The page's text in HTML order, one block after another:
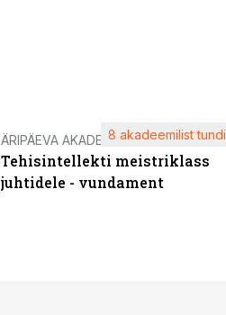
ÄRIPÄEVA AKADEEMIA
Tehisintellekti meistriklass
juhtidele - vundament
8 akadeemilist tundi